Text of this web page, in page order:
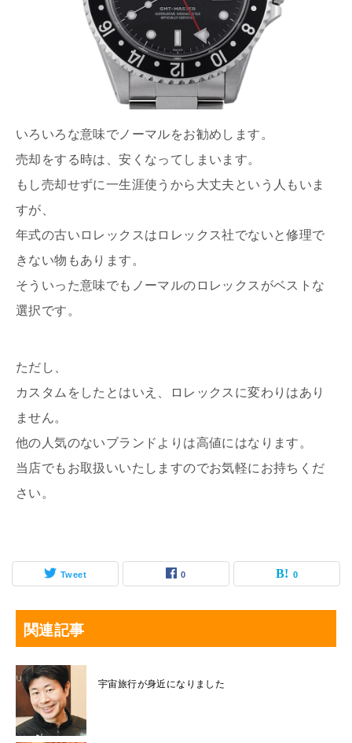
いろいろな意味でノーマルをお勧めします。
売却をする時は、安くなってしまいます。
もし売却せずに一生涯使うから大丈夫という人もいま
すが、
年式の古いロレックスはロレックス社でないと修理で
きない物もあります。
そういった意味でもノーマルのロレックスがベストな
選択です。
ただし、
カスタムをしたとはいえ、ロレックスに変わりはあり
ません。
他の人気のないブランドよりは高値にはなります。
当店でもお取扱いいたしますのでお気軽にお持ちくだ
さい。
Tweet 0 0
関連記事
宇宙旅行が身近になりました